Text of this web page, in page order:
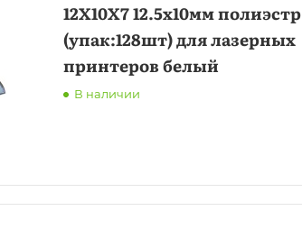
12X10X7 12.5x10мм полиэстр
(упак:128шт) для лазерных
принтеров белый
В наличии